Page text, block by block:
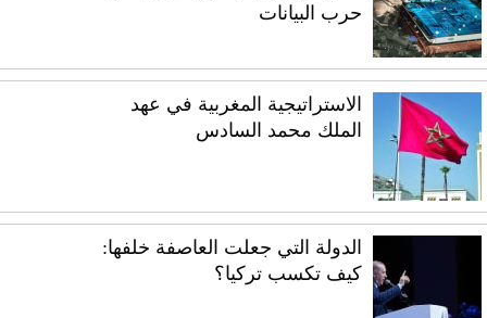
حرب البيانات
الاستراتيجية المغربية في عهد
الملك محمد السادس
الدولة التي جعلت العاصفة خلفها:
كيف تكسب تركيا؟